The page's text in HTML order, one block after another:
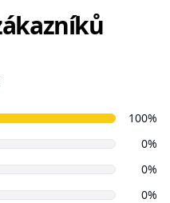
100%
0%
0%
0%